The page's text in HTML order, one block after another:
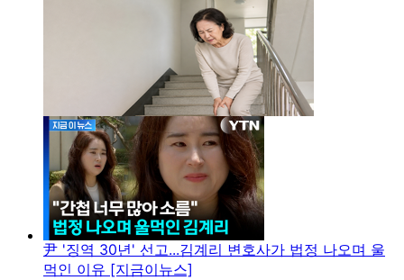
尹 '징역 30년' 선고...김계리 변호사가 법정 나오며 울
먹인 이유 [지금이뉴스]